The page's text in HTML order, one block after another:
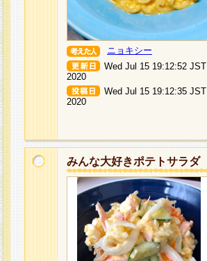
ニョキシー
Wed Jul 15 19:12:52 JST
2020
Wed Jul 15 19:12:35 JST
2020
みんな大好きポテトサラダ